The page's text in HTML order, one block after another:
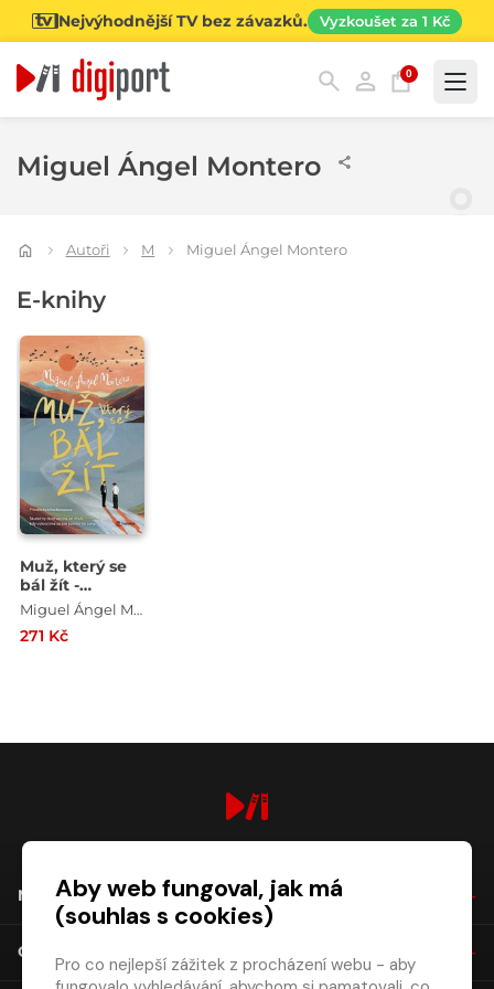
Nejvýhodnější TV bez závazků. Vyzkoušet za 1 Kč
0
Miguel Ángel Montero
Autoři M Miguel Ángel Montero
E-knihy
Muž, který se
bál žít -
Skutečný život
začíná ve
chvíli, kdy
Miguel Ángel Montero
271 Kč
NÁKUP
O SPOLEČNOSTI
Aby web fungoval, jak má
(souhlas s cookies)
Pro co nejlepší zážitek z procházení webu - aby